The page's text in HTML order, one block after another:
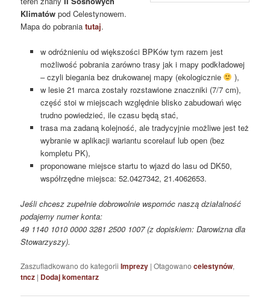
Klimatów pod Celestynowem.
Mapa do pobraniatutaj.
w odróżnieniu od większości BPKów tym razem jest
możliwość pobrania zarówno trasy jak i mapy podkładowej
– czyli biegania bez drukowanej mapy (ekologicznie
),
w lesie 21 marca zostały rozstawione znaczniki (7/7 cm),
część stoi w miejscach względnie blisko zabudowań więc
trudno powiedzieć, ile czasu będą stać,
trasa ma zadaną kolejność, ale tradycyjnie możliwe jest też
wybranie w aplikacji wariantu scorelauf lub open (bez
kompletu PK),
proponowane miejsce startu to wjazd do lasu od DK50,
współrzędne miejsca: 52.0427342, 21.4062653.
Jeśli chcesz zupełnie dobrowolnie wspomóc naszą działalność
podajemy numer konta:
49 1140 1010 0000 3281 2500 1007 (z dopiskiem: Darowizna dla
Stowarzyszy).
Zaszufladkowano do kategorii Imprezy |Otagowano celestynów,
tncz | Dodaj komentarz